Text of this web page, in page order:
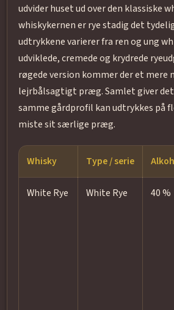
udvider huset ud over den klassiske
whiskykernen er rye stadig det
udtrykkene varierer fra ren og ung
udviklede, cremede og krydrede
røgede version kommer der et mere
lejrbålsagtigt præg. Samlet giver
samme gårdprofil kan udtrykkes på
miste sit særlige præg.
Whisky Type / serie
White Rye White Rye 40 %